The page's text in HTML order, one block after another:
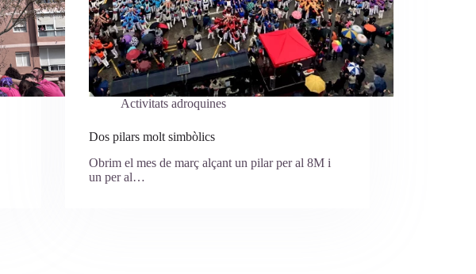
Activitats adroquines
Dos pilars molt simbòlics
Obrim el mes de març alçant un pilar per al 8M i
un per al…